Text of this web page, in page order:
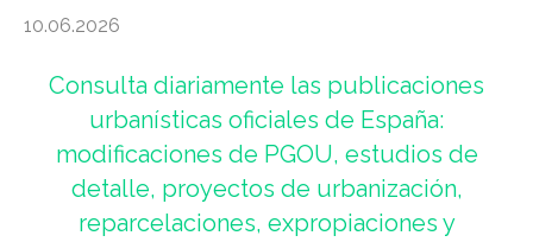
10.06.2026
Consulta diariamente las publicaciones
urbanísticas oficiales de España:
modificaciones de PGOU, estudios de
detalle, proyectos de urbanización,
reparcelaciones, expropiaciones y